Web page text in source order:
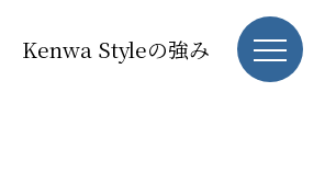
Kenwa Styleの強み